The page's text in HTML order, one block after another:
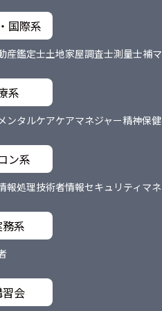
国際系
産鑑定士土地家屋調査士測量士補
系
ンタルケアケアマネジャー精神保
ン系
報処理技術者情報セキュリティマ
系
会